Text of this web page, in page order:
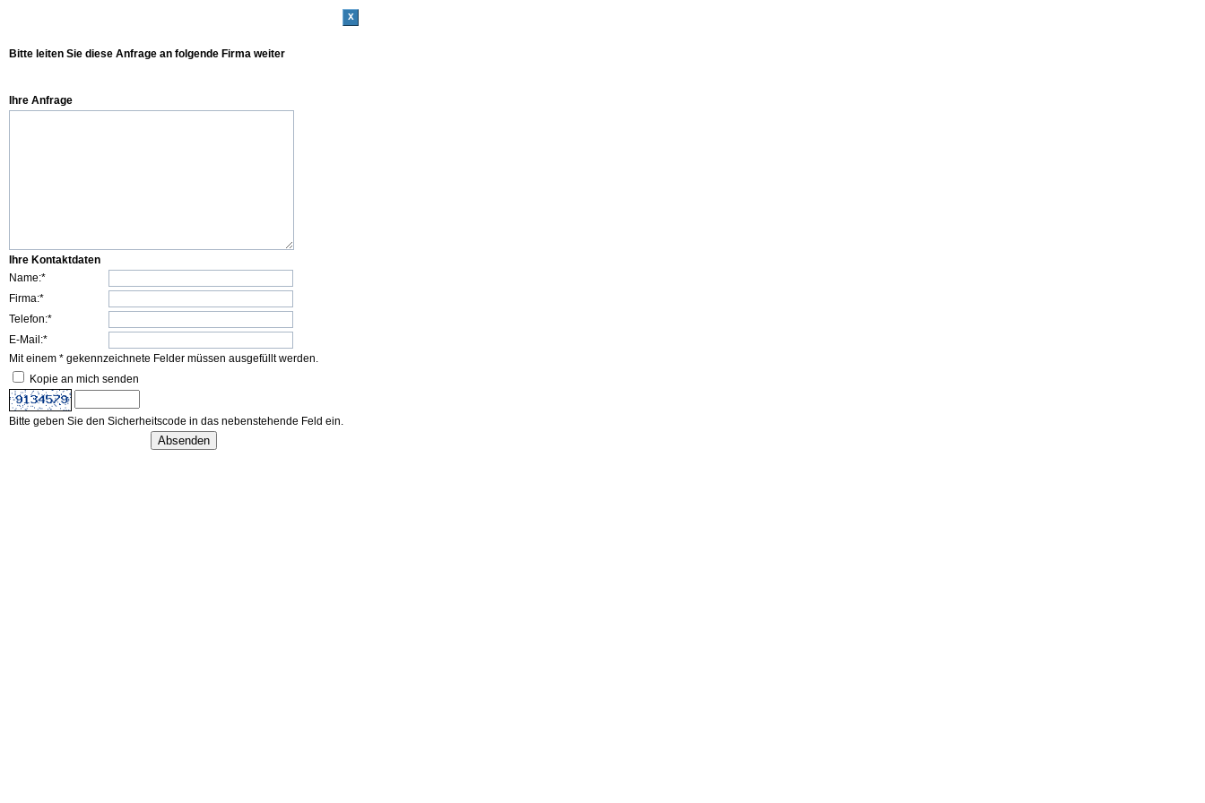
x
Bitte leiten Sie diese Anfrage an folgende Firma weiter
Ihre Anfrage
Ihre Kontaktdaten
Name:*
Firma:*
Telefon:*
E-Mail:*
Mit einem * gekennzeichnete Felder müssen ausgefüllt werden.
Kopie an mich senden
Bitte geben Sie den Sicherheitscode in das nebenstehende Feld ein.